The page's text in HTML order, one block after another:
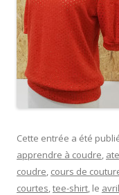
Cette entrée a été
apprendre à coudre
coudre cours de
courtes tee-shirt , le